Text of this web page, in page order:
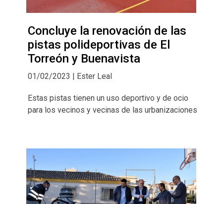
Concluye la renovación de las
pistas polideportivas de El
Torreón y Buenavista
01/02/2023 | Ester Leal
Estas pistas tienen un uso deportivo y de ocio
para los vecinos y vecinas de las urbanizaciones